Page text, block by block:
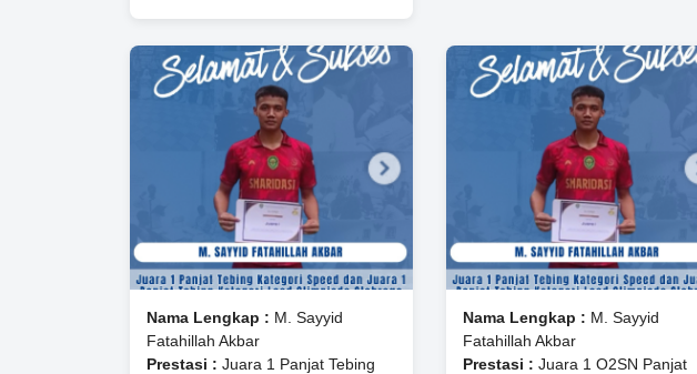
Nama Lengkap : M. Sayyid
Fatahillah Akbar
Prestasi : Juara 1 Panjat Tebing
Nama Lengkap : M. Sayyid
Fatahillah Akbar
Prestasi : Juara 1 O2SN Panjat